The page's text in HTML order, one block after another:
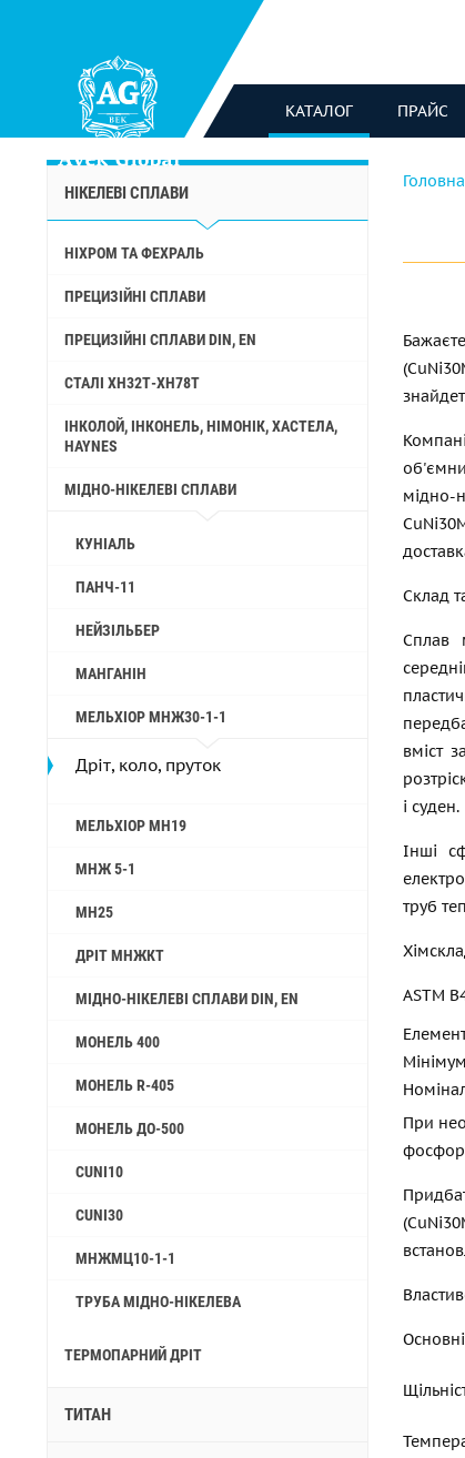
КАТАЛОГ ПРАЙС
НІКЕЛЕВІ СПЛАВИ
НІХРОМ ТА ФЕХРАЛЬ
ПРЕЦИЗІЙНІ СПЛАВИ
ПРЕЦИЗІЙНІ СПЛАВИ DIN, EN
СТАЛІ ХН32Т-ХН78Т
ІНКОЛОЙ, ІНКОНЕЛЬ, НІМОНІК, ХАСТЕЛА,
HAYNES
МІДНО-НІКЕЛЕВІ СПЛАВИ
КУНІАЛЬ
ПАНЧ-11
НЕЙЗІЛЬБЕР
МАНГАНІН
МЕЛЬХІОР МНЖ30-1-1
Дріт, коло, пруток
МЕЛЬХІОР МН19
МНЖ 5-1
МН25
ДРІТ МНЖКТ
МІДНО-НІКЕЛЕВІ СПЛАВИ DIN, EN
МОНЕЛЬ 400
МОНЕЛЬ R-405
МОНЕЛЬ ДО-500
CUNI10
CUNI30
МНЖМЦ10-1-1
ТРУБА МІДНО-НІКЕЛЕВА
ТЕРМОПАРНИЙ ДРІТ
ТИТАН
Головна
мідно-
Склад
Сплав
вміст
і суден.
Інші
труб
ASTM
При